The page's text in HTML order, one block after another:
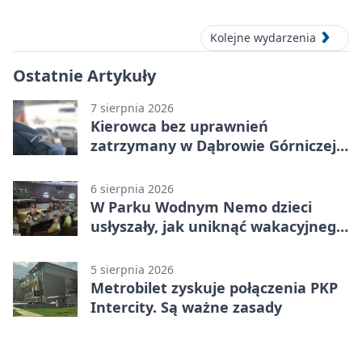
Kolejne wydarzenia
Ostatnie Artykuły
7 sierpnia 2026
Kierowca bez uprawnień
zatrzymany w Dąbrowie Górniczej.
6 sierpnia 2026
W Parku Wodnym Nemo dzieci
usłyszały, jak uniknąć wakacyjnego
5 sierpnia 2026
Metrobilet zyskuje połączenia PKP
Intercity. Są ważne zasady